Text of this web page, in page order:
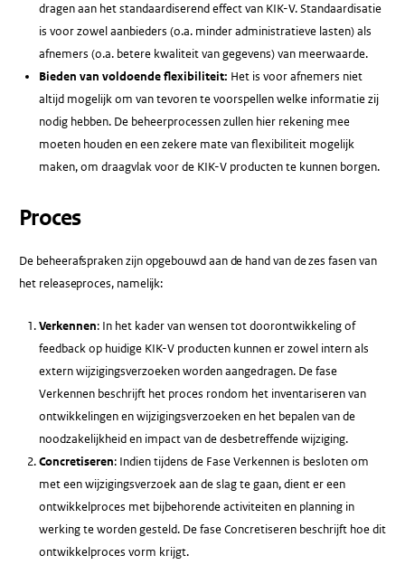
dragen aan het standaardiserend effect van KIK-V. Standaardisatie
is voor zowel aanbieders (o.a. minder administratieve lasten) als
afnemers (o.a. betere kwaliteit van gegevens) van meerwaarde.
Bieden van voldoende flexibiliteit: Het is voor afnemers niet
altijd mogelijk om van tevoren te voorspellen welke informatie zij
nodig hebben. De beheerprocessen zullen hier rekening mee
moeten houden en een zekere mate van flexibiliteit mogelijk
maken, om draagvlak voor de KIK-V producten te kunnen borgen.
Proces
De beheerafspraken zijn opgebouwd aan de hand van de zes fasen van
het releaseproces, namelijk:
Verkennen: In het kader van wensen tot doorontwikkeling of
feedback op huidige KIK-V producten kunnen er zowel intern als
extern wijzigingsverzoeken worden aangedragen. De fase
Verkennen beschrijft het proces rondom het inventariseren van
ontwikkelingen en wijzigingsverzoeken en het bepalen van de
noodzakelijkheid en impact van de desbetreffende wijziging.
Concretiseren: Indien tijdens de Fase Verkennen is besloten om
met een wijzigingsverzoek aan de slag te gaan, dient er een
ontwikkelproces met bijbehorende activiteiten en planning in
werking te worden gesteld. De fase Concretiseren beschrijft hoe dit
ontwikkelproces vorm krijgt.